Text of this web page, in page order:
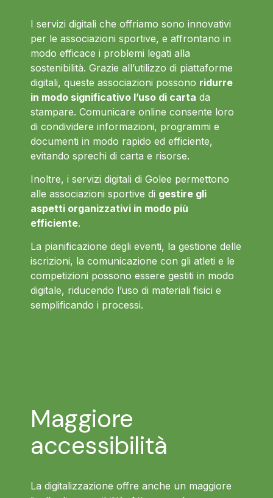
I servizi digitali che offriamo sono innovativi
per le associazioni sportive, e affrontano in
modo efficace i problemi legati alla
sostenibilità. Grazie all’utilizzo di piattaforme
digitali, queste associazioni possono ridurre
in modo significativo l’uso di carta da
stampare. Comunicare online consente loro
di condividere informazioni, programmi e
documenti in modo rapido ed efficiente,
evitando sprechi di carta e risorse.
Inoltre, i servizi digitali di Golee permettono
alle associazioni sportive di gestire gli
aspetti organizzativi in modo più
efficiente.
La pianificazione degli eventi, la gestione delle
iscrizioni, la comunicazione con gli atleti e le
competizioni possono essere gestiti in modo
digitale, riducendo l’uso di materiali fisici e
semplificando i processi.
Maggiore
accessibilità
La digitalizzazione offre anche un maggiore